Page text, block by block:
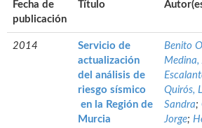
Fecha de
publicación
Título
2014
Servicio de
actualización
del análisis de
riesgo sísmico
en la Región de
Murcia
Benito
Medina,
Quirós,
Sandra;
Jorge;